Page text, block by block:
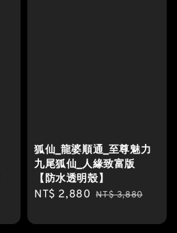
狐仙_龍婆順通_至尊魅力
九尾狐仙_人緣致富版
【防水透明殼】
Sale
NT$ 2,880 Regular
NT$ 3,880